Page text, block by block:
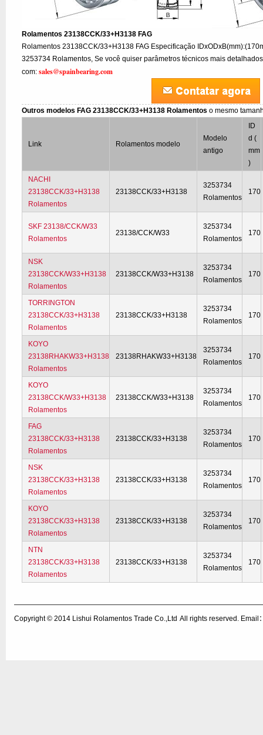
Rolamentos 23138CCK/33+H3138 FAG
Rolamentos 23138CCK/33+H3138 FAG Especificação
3253734 Rolamentos, Se você quiser parâmetros técnicos mais
com:sales@spainbearing.com
Outros modelos FAG 23138CCK/33+H3138 Rolamentoso mesmo
Link Rolamentos modelo
Modelo
antigo
ID
d (
mm
)
NACHI
23138CCK/33+H3138
Rolamentos
23138CCK/33+H3138
3253734
Rolamentos
170
SKF 23138/CCK/W33
Rolamentos
23138/CCK/W33
3253734
Rolamentos
170
NSK
23138CCK/W33+H3138
Rolamentos
23138CCK/W33+H3138
3253734
Rolamentos
170
TORRINGTON
23138CCK/33+H3138
Rolamentos
23138CCK/33+H3138
3253734
Rolamentos
170
KOYO
23138RHAKW33+H3138
Rolamentos
23138RHAKW33+H3138
3253734
Rolamentos
170
KOYO
23138CCK/W33+H3138
Rolamentos
23138CCK/W33+H3138
3253734
Rolamentos
170
FAG
23138CCK/33+H3138
Rolamentos
23138CCK/33+H3138
3253734
Rolamentos
170
NSK
23138CCK/33+H3138
Rolamentos
23138CCK/33+H3138
3253734
Rolamentos
170
KOYO
23138CCK/33+H3138
Rolamentos
23138CCK/33+H3138
3253734
Rolamentos
170
NTN
23138CCK/33+H3138
Rolamentos
23138CCK/33+H3138
3253734
Rolamentos
170
Copyright © 2014 Lishui Rolamentos Trade Co.,Ltd All rights reserved. Email